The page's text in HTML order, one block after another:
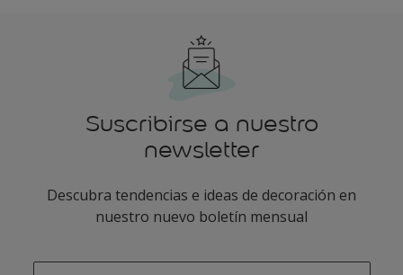
Suscribirse a nuestro
newsletter
Descubra tendencias e ideas de decoración en
nuestro nuevo boletín mensual